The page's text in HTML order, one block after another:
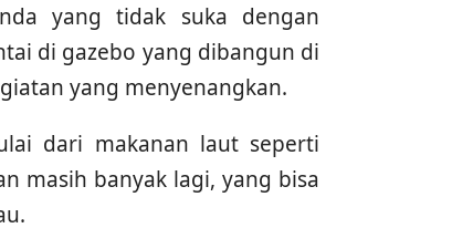
yang tidak suka dengan
di gazebo yang dibangun di
yang menyenangkan.
dari makanan laut seperti
masih banyak lagi, yang bisa